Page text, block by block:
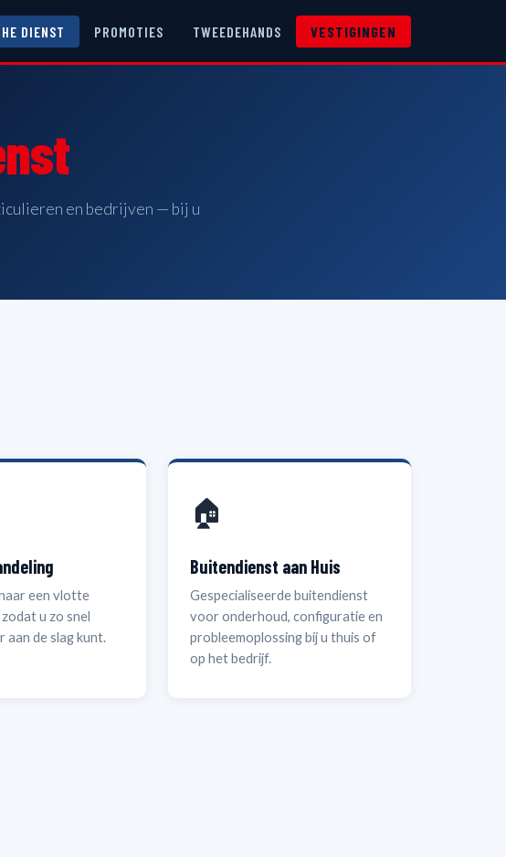
DIENST PROMOTIES TWEEDEHANDS VESTIGINGEN
en bedrijven — bij u
een vlotte
u zo snel
aan de slag kunt.
🏠
Buitendienst aan Huis
Gespecialiseerde buitendienst
voor onderhoud, configuratie en
probleemoplossing bij u thuis of
op het bedrijf.